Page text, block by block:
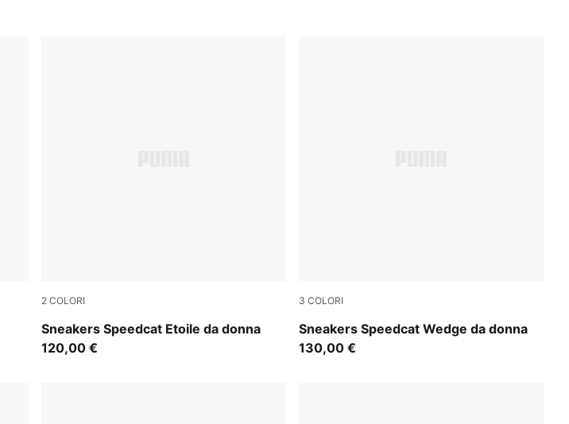
2 COLORI
Sneakers Speedcat Etoile da donna
Misty Pink-Chocolate Fondue
120,00 €
3 COLORI
Sneakers Speedcat Wedge da donna
Buttercream-Gum
130,00 €